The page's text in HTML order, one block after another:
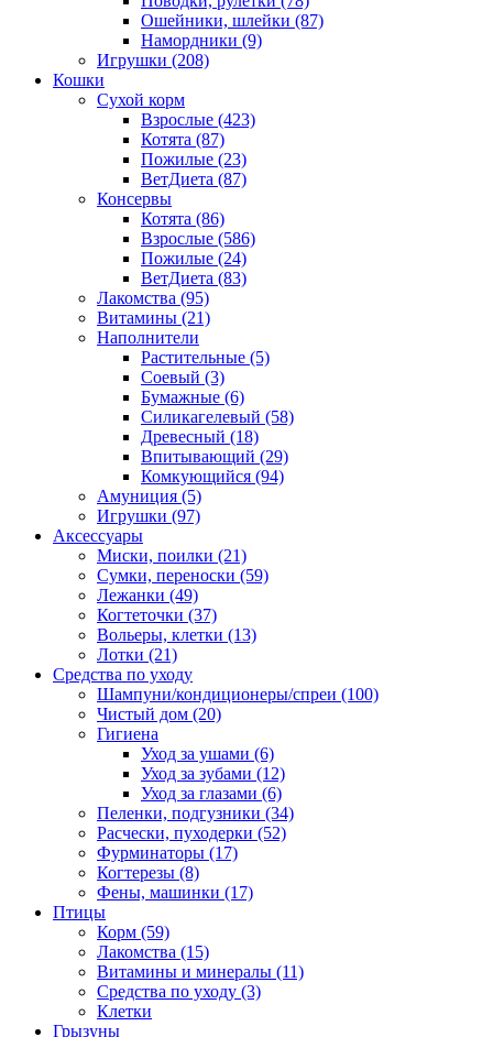
Ошейники, шлейки (87)
Намордники (9)
Игрушки (208)
Кошки
Сухой корм
Взрослые (423)
Котята (87)
Пожилые (23)
ВетДиета (87)
Консервы
Котята (86)
Взрослые (586)
Пожилые (24)
ВетДиета (83)
Лакомства (95)
Витамины (21)
Наполнители
Растительные (5)
Соевый (3)
Бумажные (6)
Силикагелевый (58)
Древесный (18)
Впитывающий (29)
Комкующийся (94)
Амуниция (5)
Игрушки (97)
Аксессуары
Миски, поилки (21)
Сумки, переноски (59)
Лежанки (49)
Когтеточки (37)
Вольеры, клетки (13)
Лотки (21)
Средства по уходу
Шампуни/кондиционеры/спреи (100)
Чистый дом (20)
Гигиена
Уход за ушами (6)
Уход за зубами (12)
Уход за глазами (6)
Пеленки, подгузники (34)
Расчески, пуходерки (52)
Фурминаторы (17)
Когтерезы (8)
Фены, машинки (17)
Птицы
Корм (59)
Лакомства (15)
Витамины и минералы (11)
Средства по уходу (3)
Клетки
Грызуны